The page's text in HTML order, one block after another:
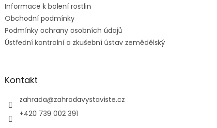
Informace k balení rostlin
Obchodní podmínky
Podmínky ochrany osobních údajů
Ústřední kontrolní a zkušební ústav zemědělský
Kontakt
zahrada@zahradavystaviste.cz
+420 739 002 391